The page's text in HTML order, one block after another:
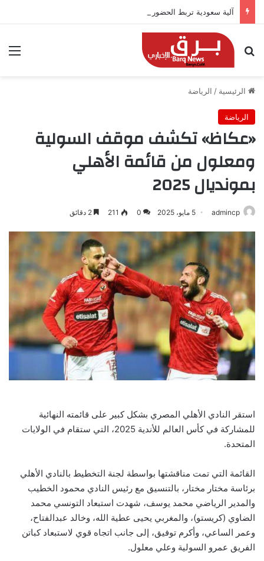
آلية سعودية تربط الحضور باجتياز الدورات
بحث عن
الرئيسية / الرياضة
الرياضة
«عكاظ» تكشف موقف السولية
ومعلول من قائمة الأهلي
بمونديال 2025
admincp 5 مايو، 2025 0
211
استقر النادي الأهلي المصري بشكل كبير على قائمته النهائية
للمشاركة في كأس العالم للأندية 2025، التي ستقام في الولايات
المتحدة.
القائمة التي تمت مناقشتها بواسطة لجنة التخطيط بالنادي الأهلي
برئاسة مختار مختار، بالتنسيق مع رئيس النادي محمود الخطيب
والمدير الرياضي محمد يوسف، شهدت استبعاد التونسي محمد
الضاوي (كريستو)، والمغربي يحيى عطية الله، وخالد عبدالفتاح،
وعمر الساعي، وأكرم توفيق، إلى جانب اتجاه قوي لاستبعاد كباتن
الفريق عمرو السولية وعلي معلول.